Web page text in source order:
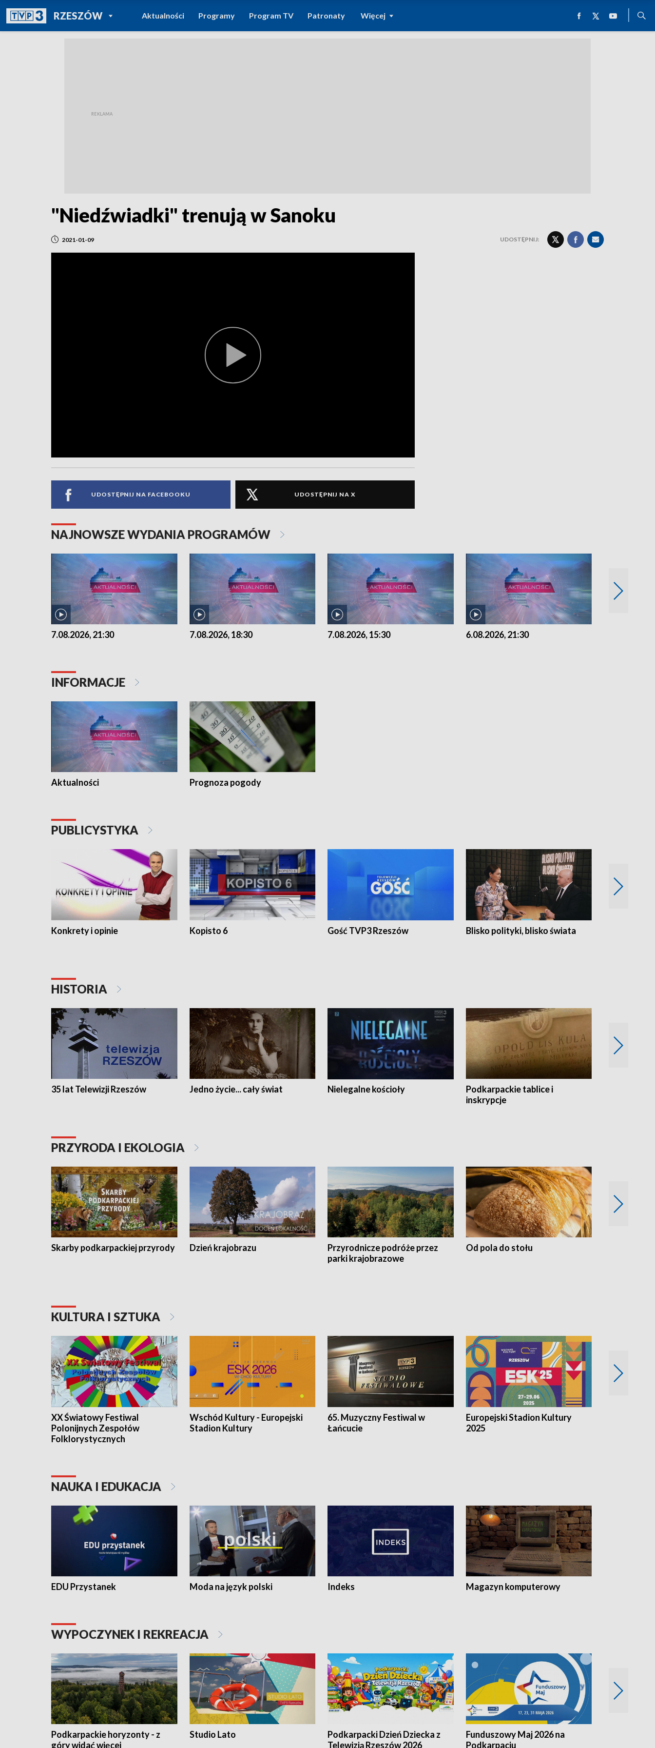
RZESZÓWPOWRÓT DO
TVP REGIONY
Aktualności Programy Program TV Patronaty Więcej
"Niedźwiadki" trenują w Sanoku
2021-01-09 UDOSTĘPNIJ:
UDOSTĘPNIJ NA FACEBOOKU UDOSTĘPNIJ NA X
NAJNOWSZE WYDANIA PROGRAMÓW
7.08.2026, 21:30 7.08.2026, 18:30 7.08.2026, 15:30 6.08.2026, 21:30
INFORMACJE
Aktualności Prognoza pogody
PUBLICYSTYKA
Konkrety i opinie Kopisto 6 Gość TVP3 Rzeszów Blisko polityki, blisko świata
HISTORIA
35 lat Telewizji Rzeszów Jedno życie... cały świat Nielegalne kościoły
Podkarpackie tablice i
inskrypcje
PRZYRODA I EKOLOGIA
Skarby podkarpackiej przyrody Dzień krajobrazu
Przyrodnicze podróże przez
parki krajobrazowe
Od pola do stołu
KULTURA I SZTUKA
XX Światowy Festiwal
Polonijnych Zespołów
Folklorystycznych
Wschód Kultury - Europejski
Stadion Kultury
65. Muzyczny Festiwal w
Łańcucie
Europejski Stadion Kultury
2025
NAUKA I EDUKACJA
EDU Przystanek Moda na język polski Indeks Magazyn komputerowy
WYPOCZYNEK I REKREACJA
Podkarpackie horyzonty - z
góry widać więcej
Studio Lato
Podkarpacki Dzień Dziecka z
Telewizją Rzeszów 2026
Funduszowy Maj 2026 na
Podkarpaciu